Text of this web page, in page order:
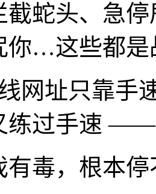
截蛇头、急
你…这些都是
网址只靠手
练过手速
有毒，根本